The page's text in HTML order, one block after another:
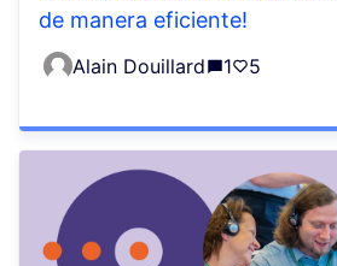
de manera eficiente!
Alain Douillard 1 5